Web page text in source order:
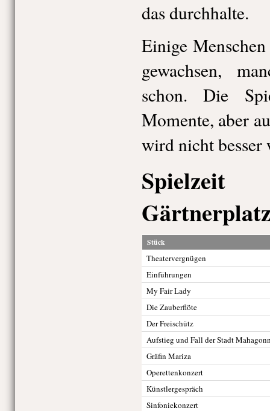
das durchhalte.
Einige
gewachsen,
schon. Die
Momente, aber
wird nicht besser
Stück
Theatervergnügen
Einführungen
My Fair Lady
Die Zauberflöte
Der Freischütz
Aufstieg und Fall der Stadt
Gräfin Mariza
Operettenkonzert
Künstlergespräch
Sinfoniekonzert